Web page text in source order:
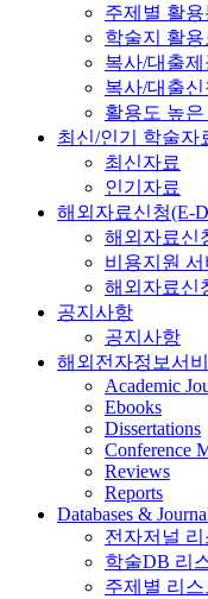
주제별 활
학술지 활용
복사/대출
복사/대출
활용도 높은
최신/인기 학술자
최신자료
인기자료
해외자료신청(E-
해외자료신
비용지원 서
해외자료신
공지사항
공지사항
해외전자정보서
Academic
Ebooks
Dissertations
Conference
Reviews
Reports
Databases &
전자저널 리
학술DB 리
주제별 리스